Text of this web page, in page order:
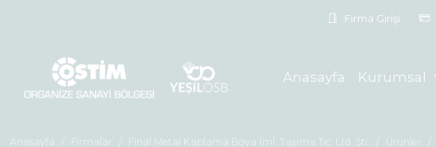
Firma Girişi
Anasayfa Kurumsal
Anasayfa Firmalar Final Metal Kaplama Boya İml. Taşıma Tic. Ltd. Şti. Ürünler